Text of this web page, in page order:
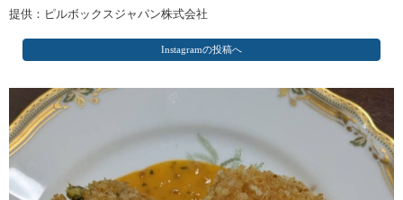
提供：ピルボックスジャパン株式会社
Instagramの投稿へ